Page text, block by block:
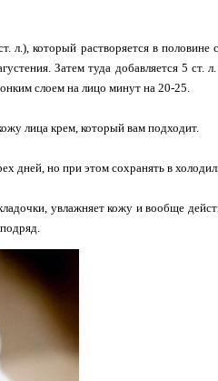
л.), который растворяется в половине
Затем туда добавляется 5 ст.
слоем на лицо минут на 20-25.
лица крем, который вам подходит.
дней, но при этом сохранять в
увлажняет кожу и вообще